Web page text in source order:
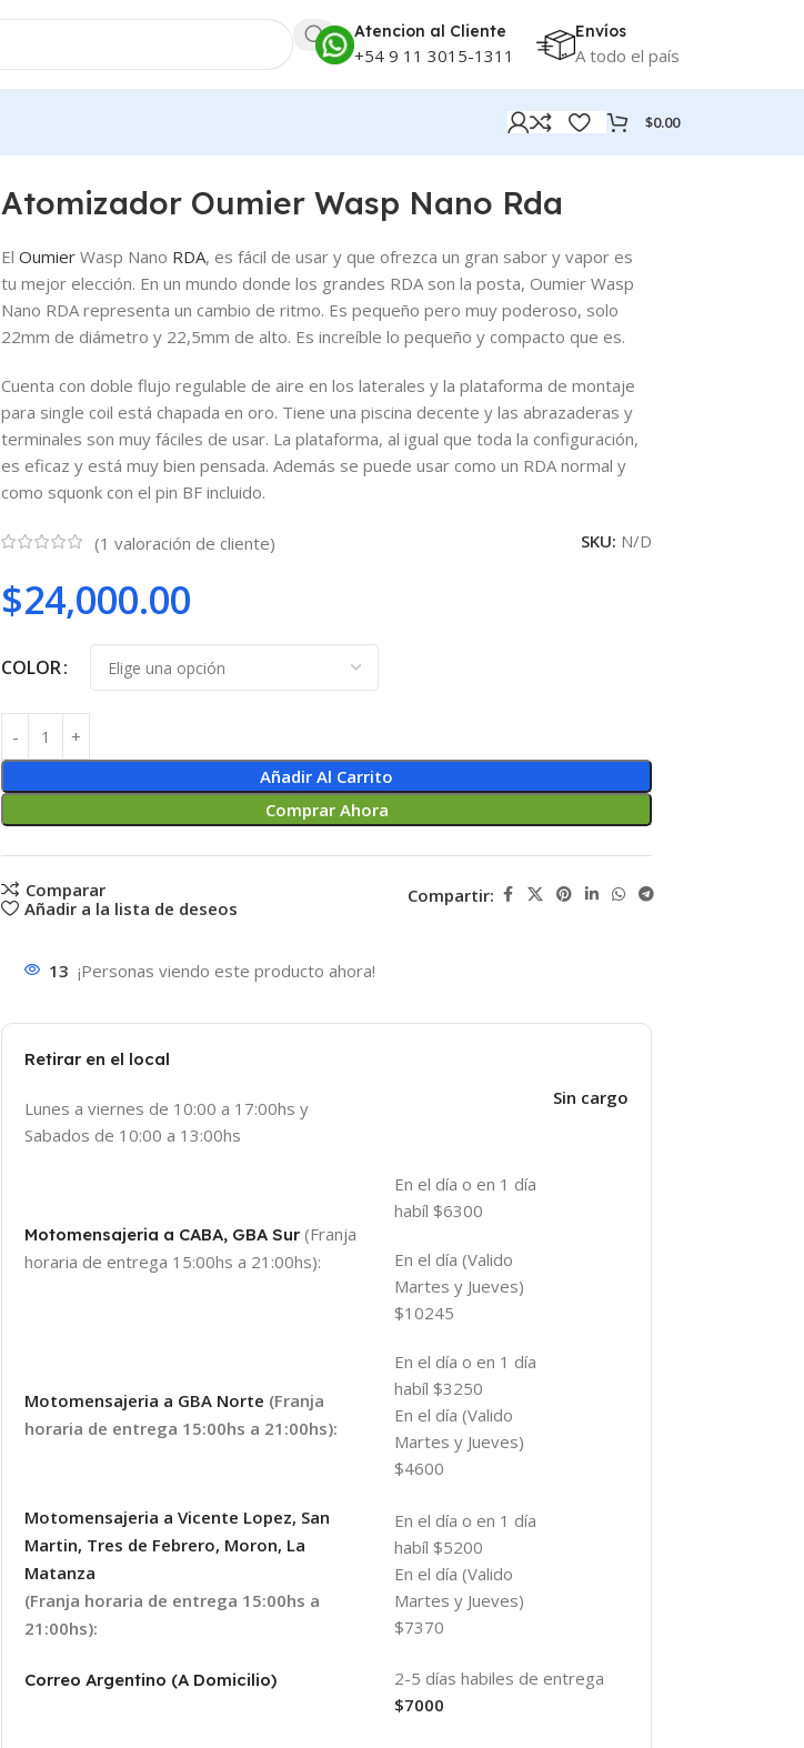
Atencion al Cliente
+54 9 11 3015-1311
Envíos
A todo el país
$0.00
Atomizador Oumier Wasp Nano Rda
El Oumier Wasp Nano RDA, es fácil de usar y que ofrezca un gran sabor y vapor es
tu mejor elección. En un mundo donde los grandes RDA son la posta, Oumier Wasp
Nano RDA representa un cambio de ritmo. Es pequeño pero muy poderoso, solo
22mm de diámetro y 22,5mm de alto. Es increíble lo pequeño y compacto que es.
Cuenta con doble flujo regulable de aire en los laterales y la plataforma de montaje
para single coil está chapada en oro. Tiene una piscina decente y las abrazaderas y
terminales son muy fáciles de usar. La plataforma, al igual que toda la configuración,
es eficaz y está muy bien pensada. Además se puede usar como un RDA normal y
como squonk con el pin BF incluido.
(1 valoración de cliente) SKU: N/D
$24,000.00
COLOR
Añadir Al Carrito
Comprar Ahora
Comparar
Añadir a la lista de deseos
Compartir:
13 ¡Personas viendo este producto ahora!
Retirar en el local
Lunes a viernes de 10:00 a 17:00hs y
Sabados de 10:00 a 13:00hs
Sin cargo
Motomensajeria a CABA, GBA Sur (Franja
horaria de entrega 15:00hs a 21:00hs):
En el día o en 1 día
habíl $6300
En el día (Valido
Martes y Jueves)
$10245
Motomensajeria a GBA Norte (Franja
horaria de entrega 15:00hs a 21:00hs):
En el día o en 1 día
habíl $3250
En el día (Valido
Martes y Jueves)
$4600
Motomensajeria a Vicente Lopez, San
Martin, Tres de Febrero, Moron, La
Matanza
(Franja horaria de entrega 15:00hs a
21:00hs):
En el día o en 1 día
habíl $5200
En el día (Valido
Martes y Jueves)
$7370
Correo Argentino (A Domicilio)
2-5 días habiles de entrega
$7000